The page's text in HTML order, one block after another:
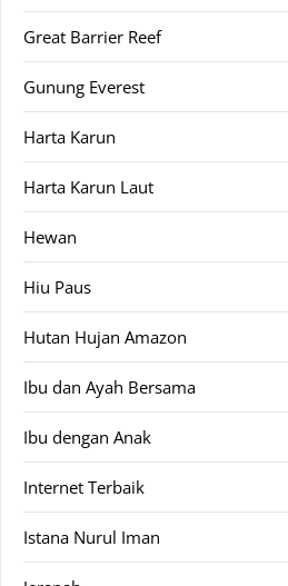
Great Barrier Reef
Gunung Everest
Harta Karun
Harta Karun Laut
Hewan
Hiu Paus
Hutan Hujan Amazon
Ibu dan Ayah Bersama
Ibu dengan Anak
Internet Terbaik
Istana Nurul Iman